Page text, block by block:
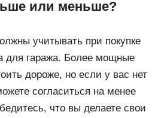
или меньше?
учитывать при покупке
для гаража. Более мощные
дороже, но если у вас нет
согласиться на менее
что вы делаете свои